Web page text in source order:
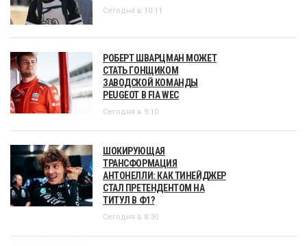
Сегодня в 10:11
РОБЕРТ ШВАРЦМАН МОЖЕТ
СТАТЬ ГОНЩИКОМ
ЗАВОДСКОЙ КОМАНДЫ
PEUGEOT В FIA WEC
Сегодня в 9:10
ШОКИРУЮЩАЯ
ТРАНСФОРМАЦИЯ
АНТОНЕЛЛИ: КАК ТИНЕЙДЖЕР
СТАЛ ПРЕТЕНДЕНТОМ НА
ТИТУЛ В Ф1?
Сегодня в 8:30